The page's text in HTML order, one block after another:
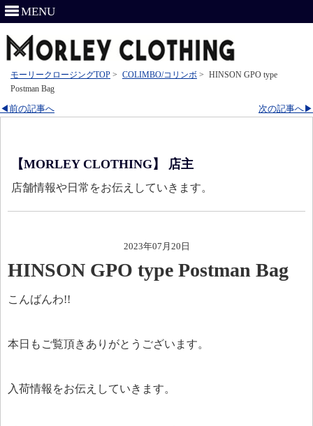
MENU
モーリークロージングTOP > COLIMBO/コリンボ > HINSON GPO type
Postman Bag
次の記事へ▶
◀前の記事へ
【MORLEY CLOTHING】 店主
店舗情報や日常をお伝えしていきます。
2023年07月20日
HINSON GPO type Postman Bag
こんばんわ!!
本日もご覧頂きありがとうございます。
入荷情報をお伝えしていきます。